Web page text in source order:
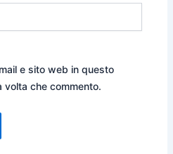
e sito web in questo
che commento.